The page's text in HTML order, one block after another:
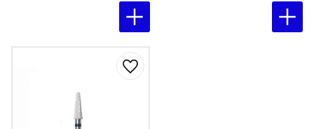
Gem som favorit